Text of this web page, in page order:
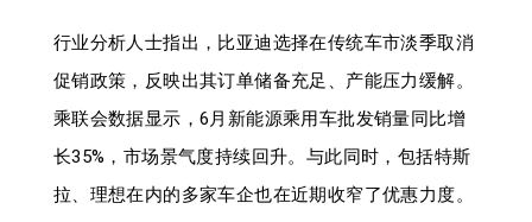
行业分析人士指出，比亚迪选择在传统车市淡季取消
促销政策，反映出其订单储备充足、产能压力缓解。
乘联会数据显示，6月新能源乘用车批发销量同比增
长35%，市场景气度持续回升。与此同时，包括特斯
拉、理想在内的多家车企也在近期收窄了优惠力度。